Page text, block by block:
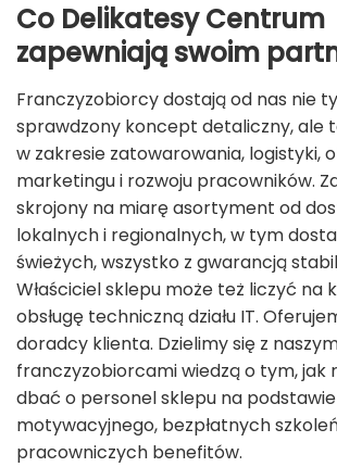
Co Delikatesy Centrum
zapewniają swoim
Franczyzobiorcy dostają od nas nie
sprawdzony koncept detaliczny, ale
w zakresie zatowarowania, logistyki,
marketingu i rozwoju pracowników.
skrojony na miarę asortyment od
lokalnych i regionalnych, w tym
świeżych, wszystko z gwarancją
Właściciel sklepu może też liczyć na
obsługę techniczną działu IT.
doradcy klienta. Dzielimy się z
franczyzobiorcami wiedzą o tym, jak
dbać o personel sklepu na
motywacyjnego, bezpłatnych
pracowniczych benefitów.